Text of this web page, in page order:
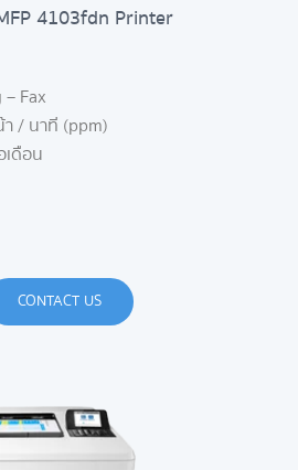
4103fdn Printer
Fax
/ นาที (ppm)
ดือน
CONTACT US